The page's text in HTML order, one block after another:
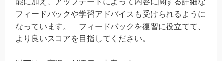
フィードバックや学習アドバイスも受けられるように
なっています。 フィードバックを復習に役立てて、
より良いスコアを目指してください。